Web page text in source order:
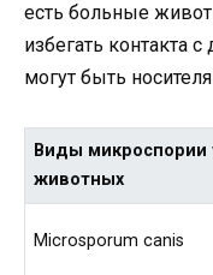
есть больные
избегать контакта
могут быть
Виды микроспории
животных
Microsporum canis